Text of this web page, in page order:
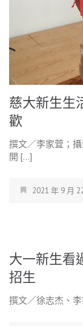
慈大新生生
歡
撰文／李家萓；
開 […]
2021 年 9 月
大一新生看
招生
撰文／徐志杰、